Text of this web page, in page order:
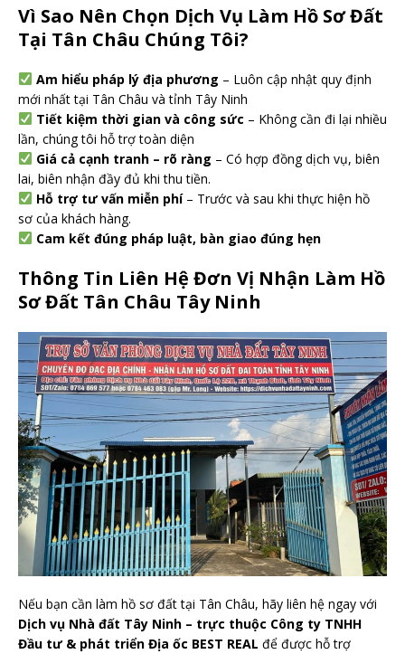
Vì Sao Nên Chọn Dịch Vụ Làm Hồ Sơ Đất
Tại Tân Châu Chúng Tôi?
Am hiểu pháp lý địa phương – Luôn cập nhật quy định
mới nhất tại Tân Châu và tỉnh Tây Ninh
Tiết kiệm thời gian và công sức – Không cần đi lại nhiều
lần, chúng tôi hỗ trợ toàn diện
Giá cả cạnh tranh – rõ ràng – Có hợp đồng dịch vụ, biên
lai, biên nhận đầy đủ khi thu tiền.
Hỗ trợ tư vấn miễn phí– Trước và sau khi thực hiện hồ
sơ của khách hàng.
Cam kết đúng pháp luật, bàn giao đúng hẹn
Thông Tin Liên Hệ Đơn Vị Nhận Làm Hồ
Sơ Đất Tân Châu Tây Ninh
Nếu bạn cần làm hồ sơ đất tại Tân Châu, hãy liên hệ ngay với
Dịch vụ Nhà đất Tây Ninh – trực thuộc Công ty TNHH
Đầu tư & phát triển Địa ốc BEST REAL để được hỗ trợ